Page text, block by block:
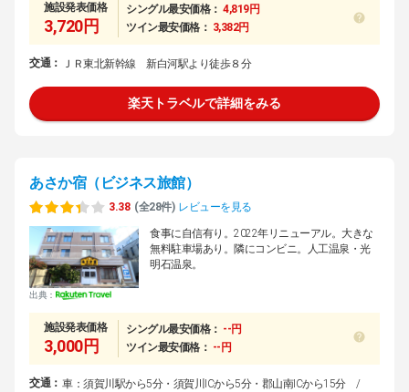
施設発表価格
3,720円
シングル最安価格： 4,819円
ツイン最安価格： 3,382円
交通： ＪＲ東北新幹線 新白河駅より徒歩８分
楽天トラベルで詳細をみる
あさか宿（ビジネス旅館）
3.38 (全28件) レビューを見る
出典：
食事に自信有り。2022年リニューアル。大きな
無料駐車場あり。隣にコンビニ。人工温泉・光
明石温泉。
施設発表価格
3,000円
シングル最安価格： --円
ツイン最安価格： --円
交通： 車：須賀川駅から5分・須賀川ICから5分・郡山南ICから15分 /